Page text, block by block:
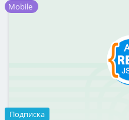
Mobile
Подписка